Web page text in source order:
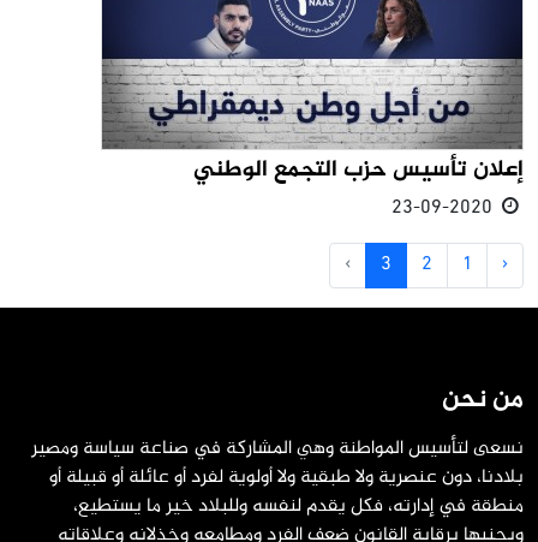
إعلان تأسيس حزب التجمع الوطني
‹
1
2
3
›
من نحن
نسعى لتأسيس المواطنة وهي المشاركة في صناعة سياسة ومصير
بلادنا، دون عنصرية ولا طبقية ولا أولوية لفرد أو عائلة أو قبيلة أو
منطقة في إدارته، فكل يقدم لنفسه وللبلاد خير ما يستطيع،